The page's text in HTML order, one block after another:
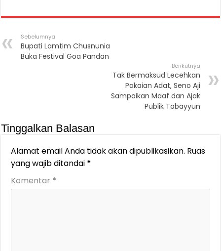
Sebelumnya
Bupati Lamtim Chusnunia
Buka Festival Goa Pandan
Berikutnya
Tak Bermaksud Lecehkan
Pakaian Adat, Seno Aji
Sampaikan Maaf dan Ajak
Publik Tabayyun
Tinggalkan Balasan
Alamat email Anda tidak akan dipublikasikan. Ruas
yang wajib ditandai *
Komentar *